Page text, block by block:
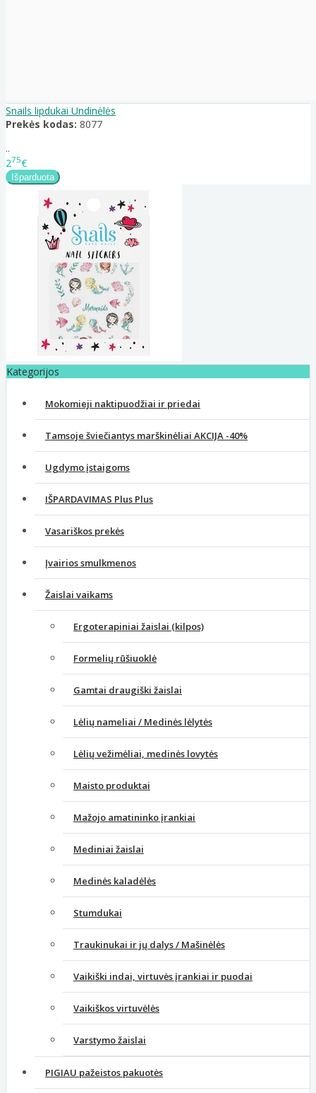
Snails lipdukai Undinėlės
Prekės kodas: 8077
..
275€
Kategorijos
Mokomieji naktipuodžiai ir priedai
Tamsoje šviečiantys marškinėliai AKCIJA -40%
Ugdymo įstaigoms
IŠPARDAVIMAS Plus Plus
Vasariškos prekės
Įvairios smulkmenos
Žaislai vaikams
Ergoterapiniai žaislai (kilpos)
Formelių rūšiuoklė
Gamtai draugiški žaislai
Lėlių nameliai / Medinės lėlytės
Lėlių vežimėliai, medinės lovytės
Maisto produktai
Mažojo amatininko įrankiai
Mediniai žaislai
Medinės kaladėlės
Stumdukai
Traukinukai ir jų dalys / Mašinėlės
Vaikiški indai, virtuvės įrankiai ir puodai
Vaikiškos virtuvėlės
Varstymo žaislai
PIGIAU pažeistos pakuotės